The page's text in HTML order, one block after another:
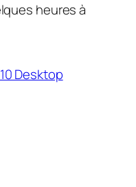
heures à
Desktop